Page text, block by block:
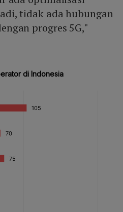
tidak ada hubungan
progres 5G,"